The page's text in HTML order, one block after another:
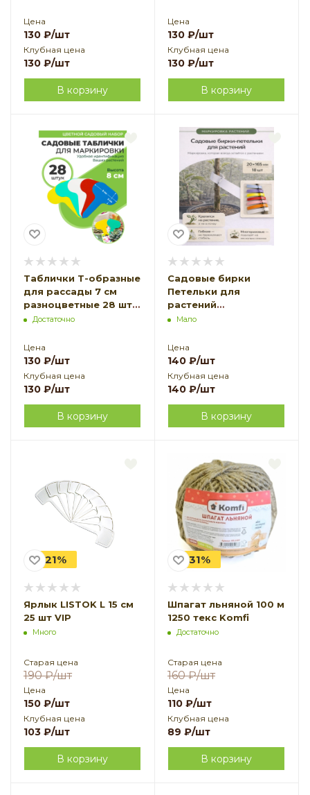
Цена
130 ₽/шт
Клубная цена
130 ₽/шт
В корзину
Цена
130 ₽/шт
Клубная цена
130 ₽/шт
В корзину
Таблички Т-образные
для рассады 7 см
разноцветные 28 шт
Благодатное
Достаточно
Цена
130 ₽/шт
Клубная цена
130 ₽/шт
В корзину
Садовые бирки
Петельки для
растений
пластиковые
Благодатное
земледелие
Мало
Цена
140 ₽/шт
Клубная цена
140 ₽/шт
В корзину
-21%
Ярлык LISTOK L 15 см
25 шт VIP
Много
Старая цена
190₽/шт
Цена
150 ₽/шт
Клубная цена
103 ₽/шт
В корзину
-31%
Шпагат льняной 100 м
1250 текс Komfi
Достаточно
Старая цена
160₽/шт
Цена
110 ₽/шт
Клубная цена
89 ₽/шт
В корзину